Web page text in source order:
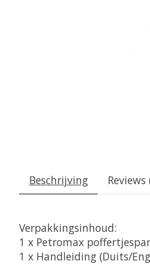
Beschrijving Reviews
Verpakkingsinhoud:
1 x Petromax
1 x Handleiding (Duits/